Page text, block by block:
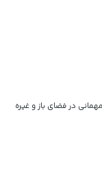
در فضای باز و غیره